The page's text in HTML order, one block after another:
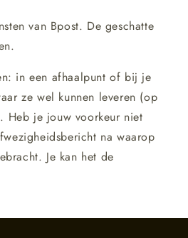
van Bpost. De geschatte
in een afhaalpunt of bij je
ze wel kunnen leveren (op
Heb je jouw voorkeur niet
na waarop
Je kan het de